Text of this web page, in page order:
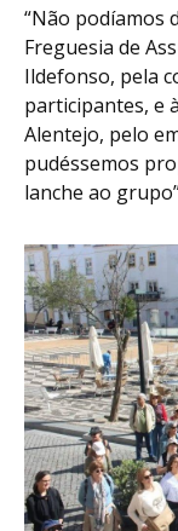
“Não podíamos
Freguesia de
Ildefonso, pela
participantes, e
Alentejo, pelo
pudéssemos
lanche ao